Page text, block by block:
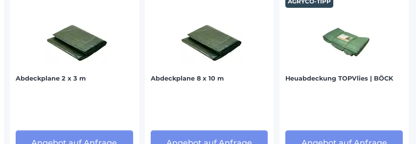
Abdeckplane 2 x 3 m Abdeckplane 8 x 10 m Heuabdeckung TOPVlies | BÖCK